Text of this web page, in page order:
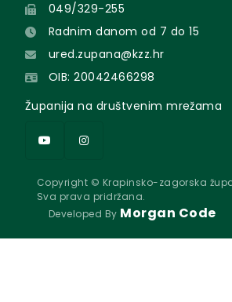
049/329-255
Radnim danom od 7 do 15
ured.zupana@kzz.hr
OIB: 20042466298
Županija na društvenim mrežama
Copyright © Krapinsko-zagorska
Sva prava pridržana.
Developed By Morgan Code